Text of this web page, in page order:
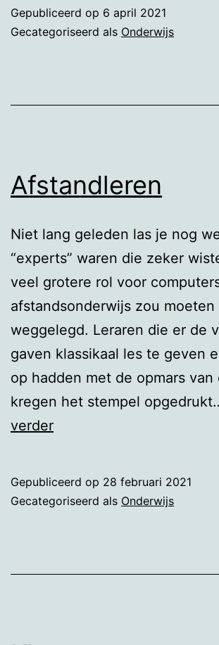
Gepubliceerd op 6 april 2021
Gecategoriseerd als Onderwijs
Afstandleren
Niet lang geleden las je nog
“experts” waren die zeker
veel grotere rol voor
afstandsonderwijs zou moeten
weggelegd. Leraren die er de
gaven klassikaal les te geven
op hadden met de opmars van
kregen het stempel
verderAfstandleren
Gepubliceerd op 28 februari 2021
Gecategoriseerd als Onderwijs